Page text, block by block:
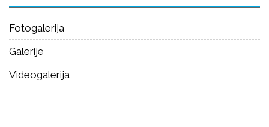
Fotogalerija
Galerije
Videogalerija